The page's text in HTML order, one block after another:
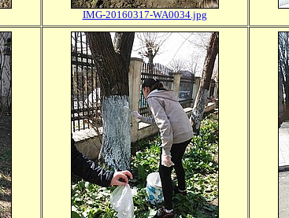
IMG-20160317-WA0034.jpg